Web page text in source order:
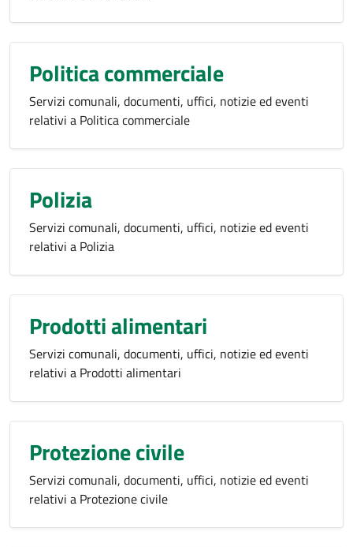
Politica commerciale
Servizi comunali, documenti, uffici, notizie ed eventi
relativi a Politica commerciale
Polizia
Servizi comunali, documenti, uffici, notizie ed eventi
relativi a Polizia
Prodotti alimentari
Servizi comunali, documenti, uffici, notizie ed eventi
relativi a Prodotti alimentari
Protezione civile
Servizi comunali, documenti, uffici, notizie ed eventi
relativi a Protezione civile